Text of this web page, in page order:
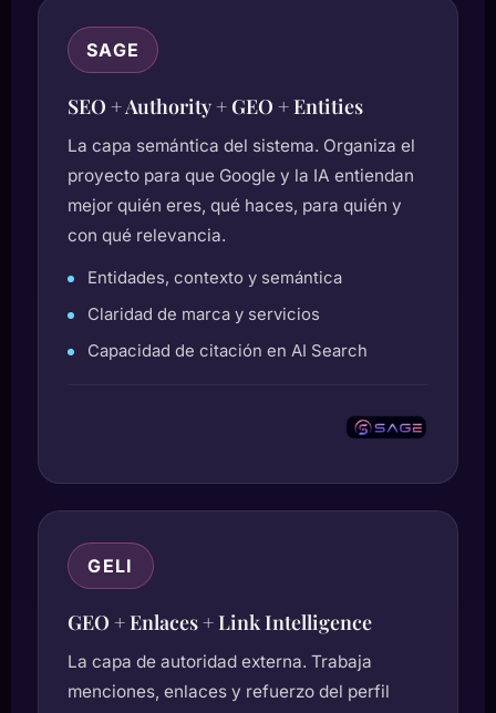
SAGE
SEO + Authority + GEO + Entities
La capa semántica del sistema. Organiza el
proyecto para que Google y la IA entiendan
mejor quién eres, qué haces, para quién y
con qué relevancia.
Entidades, contexto y semántica
Claridad de marca y servicios
Capacidad de citación en AI Search
GELI
GEO + Enlaces + Link Intelligence
La capa de autoridad externa. Trabaja
menciones, enlaces y refuerzo del perfil